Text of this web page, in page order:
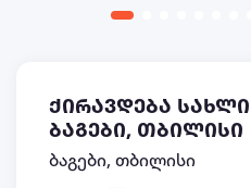
ქირავდება
ბაგები, თბილისი
ბაგები, თბილისი